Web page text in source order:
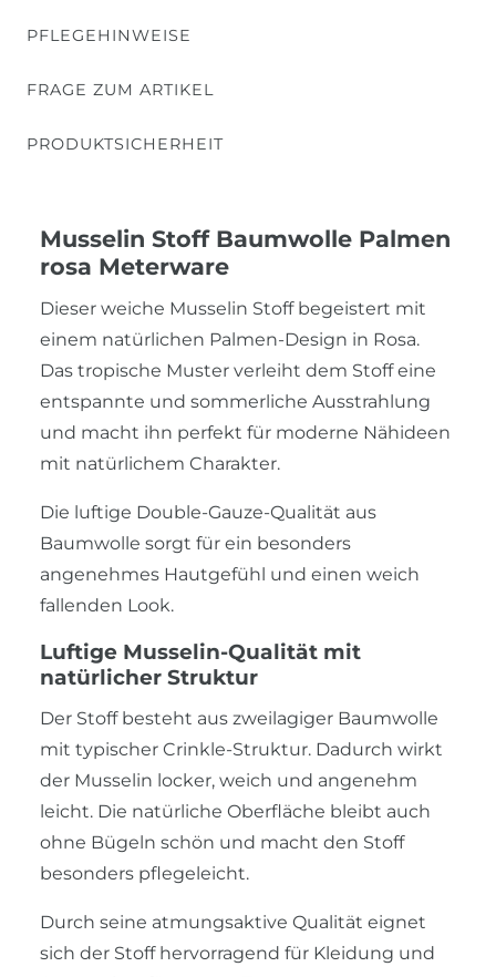
PFLEGEHINWEISE
FRAGE ZUM ARTIKEL
PRODUKTSICHERHEIT
Musselin Stoff Baumwolle Palmen
rosa Meterware
Dieser weiche Musselin Stoff begeistert mit
einem natürlichen Palmen-Design in Rosa.
Das tropische Muster verleiht dem Stoff eine
entspannte und sommerliche Ausstrahlung
und macht ihn perfekt für moderne Nähideen
mit natürlichem Charakter.
Die luftige Double-Gauze-Qualität aus
Baumwolle sorgt für ein besonders
angenehmes Hautgefühl und einen weich
fallenden Look.
Luftige Musselin-Qualität mit
natürlicher Struktur
Der Stoff besteht aus zweilagiger Baumwolle
mit typischer Crinkle-Struktur. Dadurch wirkt
der Musselin locker, weich und angenehm
leicht. Die natürliche Oberfläche bleibt auch
ohne Bügeln schön und macht den Stoff
besonders pflegeleicht.
Durch seine atmungsaktive Qualität eignet
sich der Stoff hervorragend für Kleidung und